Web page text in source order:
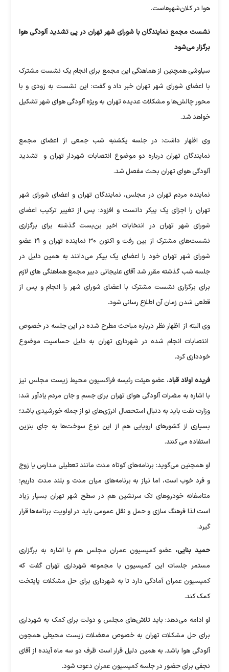
هوا در کلان‌شهرهاست.
نشست مجمع نمایندگان با شورای شهر تهران در پی تشدید آلودگی هوا
برگزار می‌شود
سیاوشی همچنین از هماهنگی این مجمع برای انجام یک نشست مشترک
با اعضای شورای شهر تهران خبر داد و گفت: این نشست به زودی و با
محور چالش‌ها و مشکلات عدیده تهران به ویژه آلودگی هوای شهر تشکیل
خواهد شد.
وی اظهار داشت: در جلسه یکشنبه شب جمعی از اعضای مجمع
نمایندگان تهران درباره دو موضوع انتصابات شهردار تهران و تشدید
آلودگی هوای تهران بحث مفصل شد.
نماینده مردم تهران در مجلس، نمایندگان تهران و اعضای شورای شهر
تهران را اجزای یک پیکر دانست و افزود: پس از تغییر ترکیب اعضای
شورای شهر تهران در انتخابات اخیر بن‌بست گذشته برای برگزاری
نشست‌های مشترک از بین رفت و اکنون ۳۰ نماینده تهران و ۲۱ عضو
شورای شهر تهران خود را اعضای یک پیکر می‌دانند به همین دلیل در
جلسه شب گذشته مقرر شد آقای علیجانی دبیر مجمع هماهنگی های لازم
برای برگزاری نشست مشترک با اعضای شورای شهر را انجام و پس از
قطعی شدن زمان آن اطلاع رسانی شود.
وی البته از اظهار نظر درباره مباحث مطرح شده در این جلسه در خصوص
انتصابات انجام شده در شهرداری تهران به دلیل حساسیت موضوع
خودداری کرد.
فریده اولاد قباد، عضو هیئت رئیسه فراکسیون محیط زیست مجلس نیز
با اشاره به مضرات آلودگی هوای تهران برای جسم و جان مردم یادآور شد:
وزارت نفت باید به دنبال استحصال انرژی‌های نو از جمله خورشیدی باشد؛
بسیاری از کشورهای اروپایی هم از این نوع سوخت‌ها به جای بنزین
استفاده می کنند.
او همچنین می‌گوید: برنامه‌های کوتاه مدت مانند تعطیلی مدارس یا زوج
و فرد خوب است، اما نیاز به برنامه‌های میان مدت و بلند مدت داریم؛
متاسفانه خودروهای تک سرنشین هم در سطح شهر تهران بسیار زیاد
است لذا فرهنگ سازی و حمل و نقل عمومی باید در اولویت برنامه‌ها قرار
گیرد.
حمید بنایی، عضو کمیسیون عمران مجلس هم با اشاره به برگزاری
مستمر جلسات این کمیسیون با مجموعه شهرداری تهران گفت که
کمیسیون عمران آمادگی دارد تا به شهرداری برای حل مشکلات پایتخت
کمک کند.
او ادامه می‌دهد: باید تلاش‌های مجلس و دولت برای کمک به شهرداری
برای حل مشکلات تهران به خصوص معضلات زیست محیطی همچون
آلودگی هوا باشد. به همین دلیل قرار است ظرف دو سه ماه آینده از آقای
نجفی برای حضور در جلسه کمیسیون عمران دعوت شود.